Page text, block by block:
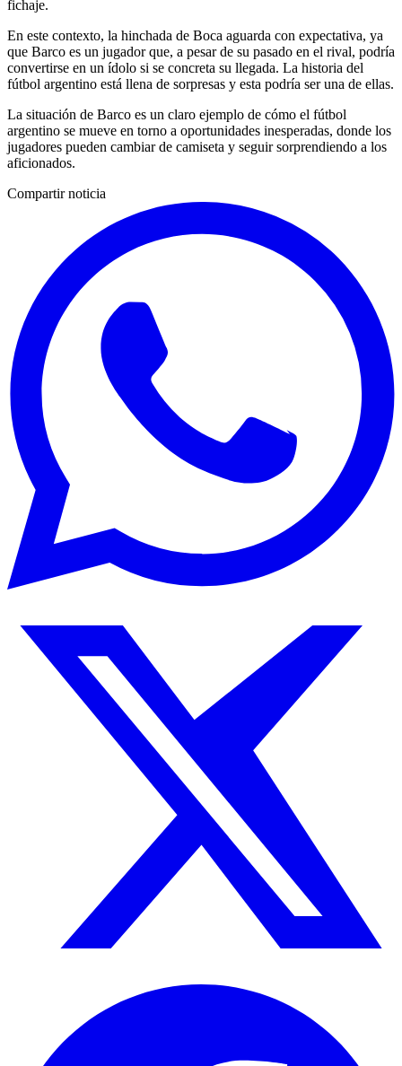
fichaje.
En este contexto, la hinchada de Boca aguarda con expectativa, ya
que Barco es un jugador que, a pesar de su pasado en el rival, podría
convertirse en un ídolo si se concreta su llegada. La historia del
fútbol argentino está llena de sorpresas y esta podría ser una de ellas.
La situación de Barco es un claro ejemplo de cómo el fútbol
argentino se mueve en torno a oportunidades inesperadas, donde los
jugadores pueden cambiar de camiseta y seguir sorprendiendo a los
aficionados.
Compartir noticia